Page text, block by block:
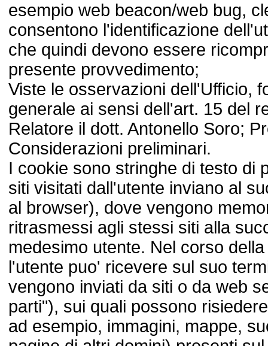
esempio web beacon/web bug,
consentono l'identificazione
che quindi devono essere
presente provvedimento;
Viste le osservazioni dell'Ufficio,
generale ai sensi dell'art. 15 del
Relatore il dott. Antonello Soro;
Considerazioni preliminari.
I cookie sono stringhe di testo di
siti visitati dall'utente inviano al
al browser), dove vengono
ritrasmessi agli stessi siti alla
medesimo utente. Nel corso
l'utente puo' ricevere sul suo
vengono inviati da siti o da web
parti"), sui quali possono
ad esempio, immagini, mappe,